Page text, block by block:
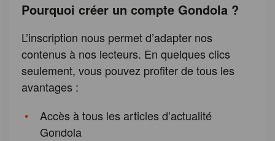
Pourquoi créer un compte Gondola ?
L’inscription nous permet d’adapter nos
contenus à nos lecteurs. En quelques clics
seulement, vous pouvez profiter de tous les
avantages :
Accès à tous les articles d’actualité
Gondola